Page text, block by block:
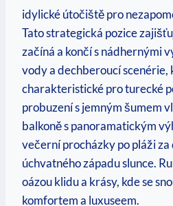
idylické útočiště pro
Tato strategická pozice
začíná a končí s nádhernými
vody a dechberoucí scenérie,
charakteristické pro turecké
probuzení s jemným šumem
balkoně s panoramatickým
večerní procházky po pláži
úchvatného západu slunce.
oázou klidu a krásy, kde se
komfortem a luxuseem.